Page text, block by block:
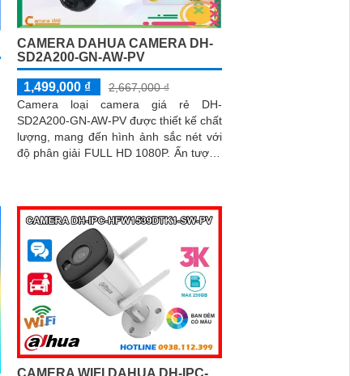
CAMERA DAHUA CAMERA DH-
SD2A200-GN-AW-PV
1,499,000 ₫
2,667,000 ₫
Camera loại camera giá rẻ DH-
SD2A200-GN-AW-PV được thiết kế chất
lượng, mang đến hình ảnh sắc nét với
độ phân giải FULL HD 1080P. Ấn tượng